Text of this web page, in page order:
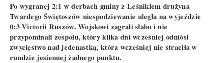
Po wygranej 2:1 w derbach gminy z Leśnikiem drużyna
Twardego Świętoszów niespodziewanie uległa na wyjeździe
0:3 Victorii Ruszów. Wojskowi zagrali słabo i nie
przypominali zespołu, który kilka dni wcześniej odniósł
zwycięstwo nad jedenastką, która wcześniej nie straciła w
rundzie jesiennej żadnego punktu.